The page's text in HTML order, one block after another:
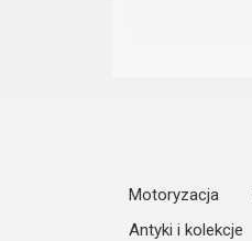
Motoryzacja
Antyki i kolekcje